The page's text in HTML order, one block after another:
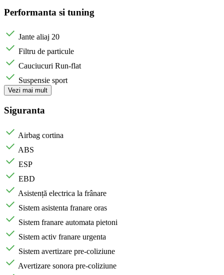
Performanta si tuning
Jante aliaj 20
Filtru de particule
Cauciucuri Run-flat
Suspensie sport
Vezi mai mult
Siguranta
Airbag cortina
ABS
ESP
EBD
Asistență electrica la frânare
Sistem asistenta franare oras
Sistem franare automata pietoni
Sistem activ franare urgenta
Sistem avertizare pre-coliziune
Avertizare sonora pre-coliziune